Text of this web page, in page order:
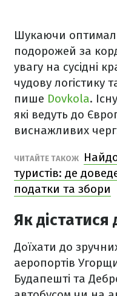
Шукаючи
подорожей за
увагу на сусідні
чудову логістику
пише Dovkola.
які ведуть до
виснажливих
ЧИТАЙТЕ ТАКОЖ
туристів: де
податки та збори
Як
Доїхати до
аеропортів
Будапешті та